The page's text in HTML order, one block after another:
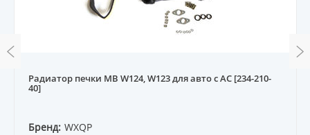
Радиатор печки MB W124, W123 для авто с AC [234-210-
40]
Бренд: WXQP